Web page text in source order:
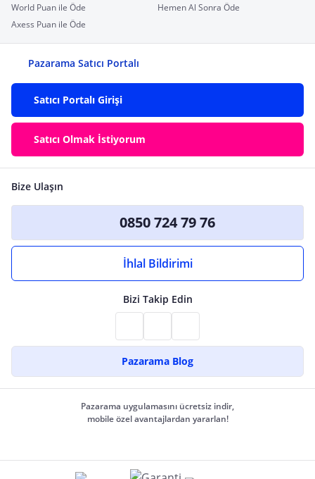
World Puan ile Öde
Hemen Al Sonra Öde
Axess Puan ile Öde
Pazarama Satıcı Portalı
Satıcı Portalı Girişi
Satıcı Olmak İstiyorum
Bize Ulaşın
0850 724 79 76
İhlal Bildirimi
Bizi Takip Edin
Pazarama Blog
Pazarama uygulamasını ücretsiz indir,
mobile özel avantajlardan yararlan!